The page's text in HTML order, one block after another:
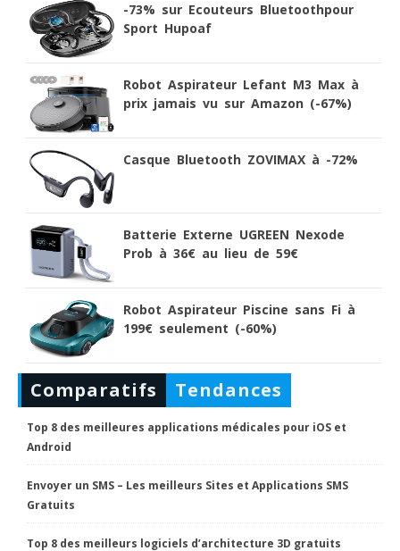
-73% sur Ecouteurs Bluetoothpour
Sport Hupoaf
Robot Aspirateur Lefant M3 Max à
prix jamais vu sur Amazon (-67%)
Casque Bluetooth ZOVIMAX à -72%
Batterie Externe UGREEN Nexode
Prob à 36€ au lieu de 59€
Robot Aspirateur Piscine sans Fi à
199€ seulement (-60%)
Comparatifs Tendances
Top 8 des meilleures applications médicales pour iOS et
Android
Envoyer un SMS – Les meilleurs Sites et Applications SMS
Gratuits
Top 8 des meilleurs logiciels d’architecture 3D gratuits